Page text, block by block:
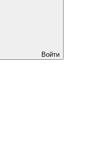
Войти